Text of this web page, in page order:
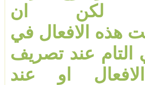
لكن ان
هذه الافعال في
التام عند تصريف
او عند